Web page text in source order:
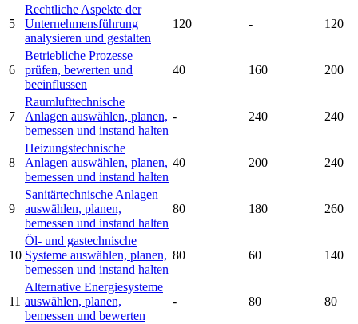
5
Rechtliche Aspekte der
Unternehmensführung
analysieren und gestalten
120 - 120
6
Betriebliche Prozesse
prüfen, bewerten und
beeinflussen
40 160 200
7
Raumlufttechnische
Anlagen auswählen, planen,
bemessen und instand halten
- 240 240
8
Heizungstechnische
Anlagen auswählen, planen,
bemessen und instand halten
40 200 240
9
Sanitärtechnische Anlagen
auswählen, planen,
bemessen und instand halten
80 180 260
10
Öl- und gastechnische
Systeme auswählen, planen,
bemessen und instand halten
80 60 140
11
Alternative Energiesysteme
auswählen, planen,
bemessen und bewerten
- 80 80